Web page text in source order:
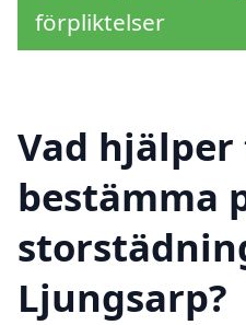
förpliktelser
Vad
bestämma
Ljungsarp?